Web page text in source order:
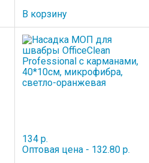
В корзину
134 р.
Оптовая цена - 132.80 р.